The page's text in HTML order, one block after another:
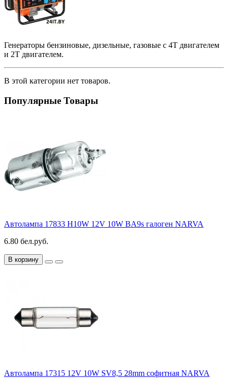
Генераторы бензиновые, дизельные, газовые с 4Т двигателем
и 2Т двигателем.
В этой категории нет товаров.
Популярные Товары
Автолампа 17833 H10W 12V 10W BA9s галоген NARVA
6.80 бел.руб.
В корзину
Автолампа 17315 12V 10W SV8,5 28mm софитная NARVA